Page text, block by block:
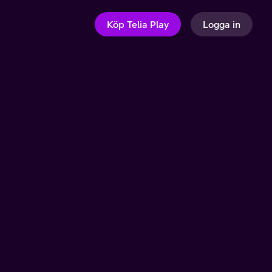
Köp Telia Play Logga in